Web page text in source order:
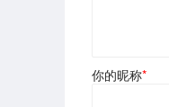
你的昵称*